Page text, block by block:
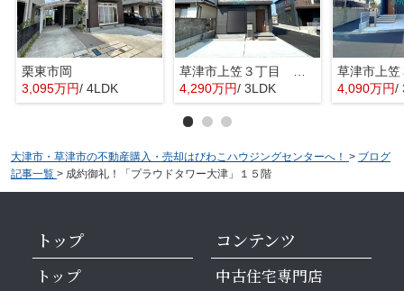
栗東市岡
3,095万円/ 4LDK
4,290万円/ 3LDK 4,090万円/
大津市・草津市の不動産購入・売却はびわこハウジングセンターへ！ > ブログ
記事一覧 > 成約御礼！「プラウドタワー大津」１５階
トップ
トップ
コンテンツ
中古住宅専門店